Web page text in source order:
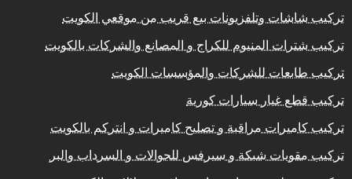
تركيب شاشات وتلفزيونات بيع قريب من موقعي الكويت
تركيب شترات المنيوم للكراج و المصانع والشركات بالكويت
تركيب طابعات للشركات والمؤسسات الكويت
تركيب قطع غيار سيارات كورية
تركيب كاميرات مراقبة و تصليح كاميرات و انتركم بالكويت
تركيب مقويات شبكة و سيرفس للجوالات و السرداب والبر